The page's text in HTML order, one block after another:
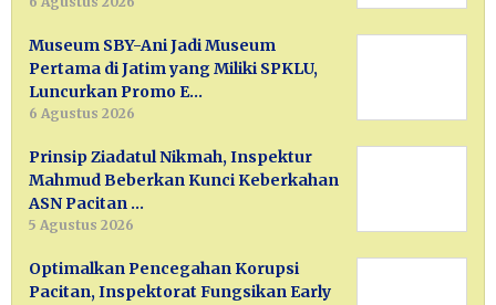
Museum SBY-Ani Jadi Museum
Pertama di Jatim yang Miliki SPKLU,
Luncurkan Promo E…
6 Agustus 2026
Prinsip Ziadatul Nikmah, Inspektur
Mahmud Beberkan Kunci Keberkahan
ASN Pacitan …
5 Agustus 2026
Optimalkan Pencegahan Korupsi
Pacitan, Inspektorat Fungsikan Early